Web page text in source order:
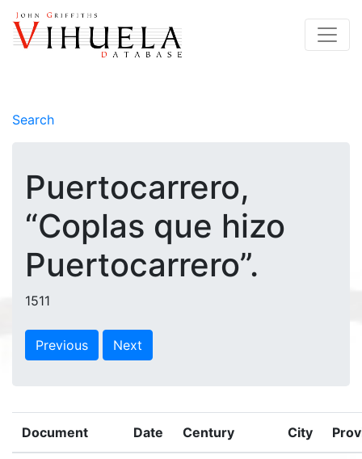
Search
Puertocarrero,
“Coplas que hizo
Puertocarrero”.
1511
Previous Next
Document Date Century City